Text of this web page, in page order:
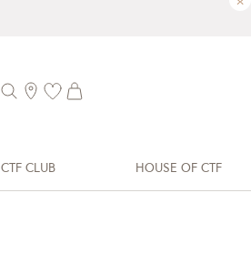
CTF CLUB HOUSE OF CTF